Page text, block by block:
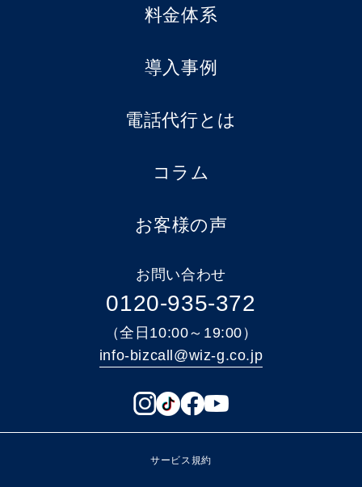
料金体系
導入事例
電話代行とは
コラム
お客様の声
お問い合わせ
0120-935-372
（全日10:00～19:00）
info-bizcall@wiz-g.co.jp
サービス規約